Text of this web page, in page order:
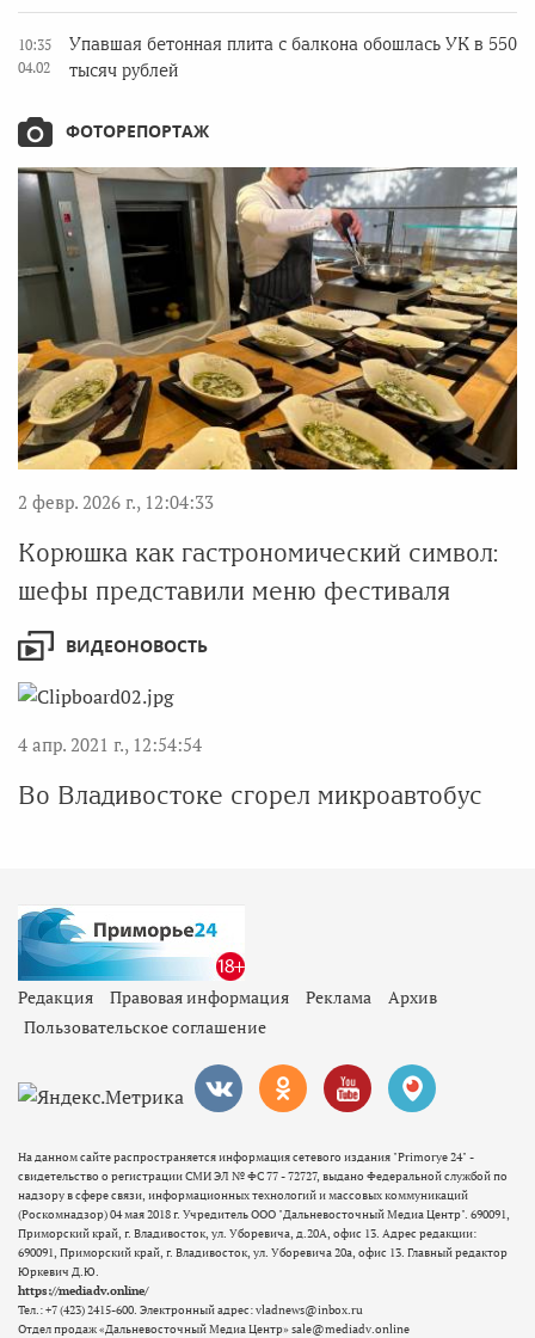
10:35
04.02
Упавшая бетонная плита с балкона обошлась УК в 550
тысяч рублей
ФОТОРЕПОРТАЖ
2 февр. 2026 г., 12:04:33
Корюшка как гастрономический символ:
шефы представили меню фестиваля
ВИДЕОНОВОСТЬ
4 апр. 2021 г., 12:54:54
Во Владивостоке сгорел микроавтобус
Редакция Правовая информация Реклама
Архив
Пользовательское соглашение
На данном сайте распространяется информация сетевого издания "Primorye 24" -
свидетельство о регистрации СМИ ЭЛ № ФС 77 - 72727, выдано Федеральной службой по
надзору в сфере связи, информационных технологий и массовых коммуникаций
(Роскомнадзор) 04 мая 2018 г. Учредитель ООО "Дальневосточный Медиа Центр". 690091,
Приморский край, г. Владивосток, ул. Уборевича, д.20А, офис 13. Адрес редакции:
690091, Приморский край, г. Владивосток, ул. Уборевича 20а, офис 13. Главный редактор
Юркевич Д.Ю.
https://mediadv.online/
Тел.: +7 (423) 2415-600. Электронный адрес: vladnews@inbox.ru
Отдел продаж «Дальневосточный Медиа Центр» sale@mediadv.online